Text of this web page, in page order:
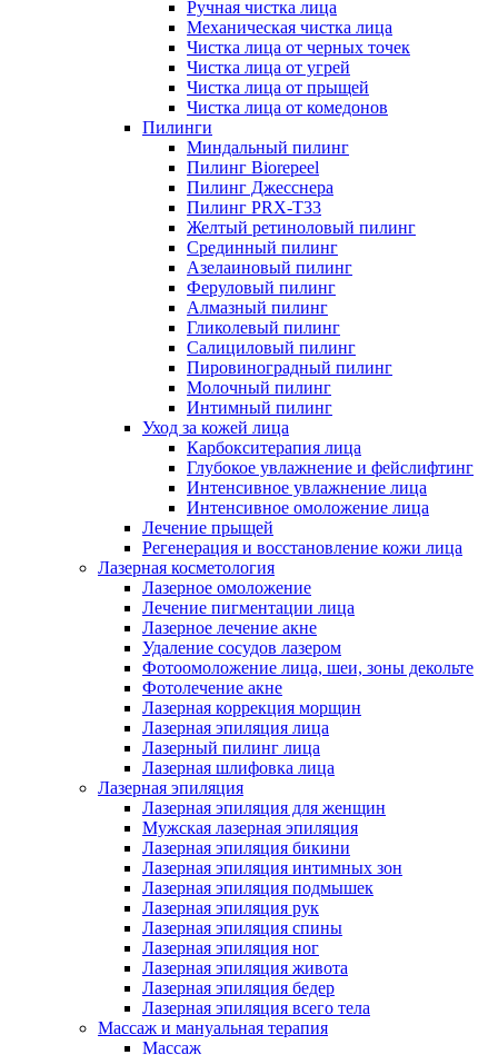
Ручная чистка лица
Механическая чистка лица
Чистка лица от черных точек
Чистка лица от угрей
Чистка лица от прыщей
Чистка лица от комедонов
Пилинги
Миндальный пилинг
Пилинг Biorepeel
Пилинг Джесснера
Пилинг PRX-T33
Желтый ретиноловый пилинг
Срединный пилинг
Азелаиновый пилинг
Феруловый пилинг
Алмазный пилинг
Гликолевый пилинг
Салициловый пилинг
Пировиноградный пилинг
Молочный пилинг
Интимный пилинг
Уход за кожей лица
Карбокситерапия лица
Глубокое увлажнение и фейслифтинг
Интенсивное увлажнение лица
Интенсивное омоложение лица
Лечение прыщей
Регенерация и восстановление кожи лица
Лазерная косметология
Лазерное омоложение
Лечение пигментации лица
Лазерное лечение акне
Удаление сосудов лазером
Фотоомоложение лица, шеи, зоны декольте
Фотолечение акне
Лазерная коррекция морщин
Лазерная эпиляция лица
Лазерный пилинг лица
Лазерная шлифовка лица
Лазерная эпиляция
Лазерная эпиляция для женщин
Мужская лазерная эпиляция
Лазерная эпиляция бикини
Лазерная эпиляция интимных зон
Лазерная эпиляция подмышек
Лазерная эпиляция рук
Лазерная эпиляция спины
Лазерная эпиляция ног
Лазерная эпиляция живота
Лазерная эпиляция бедер
Лазерная эпиляция всего тела
Массаж и мануальная терапия
Массаж